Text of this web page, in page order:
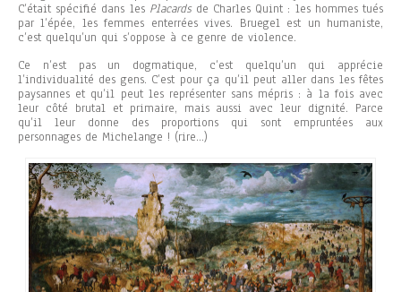
C’était spécifié dans les Placardsde Charles Quint : les hommes tués
par l’épée, les femmes enterrées vives. Bruegel est un humaniste,
c’est quelqu’un qui s’oppose à ce genre de violence.
Ce n’est pas un dogmatique, c’est quelqu’un qui apprécie
l’individualité des gens. C’est pour ça qu’il peut aller dans les fêtes
paysannes et qu’il peut les représenter sans mépris : à la fois avec
leur côté brutal et primaire, mais aussi avec leur dignité. Parce
qu’il leur donne des proportions qui sont empruntées aux
personnages de Michelange ! (rire…)